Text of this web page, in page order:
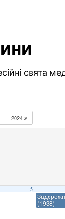
свята
2024
5
(1938)